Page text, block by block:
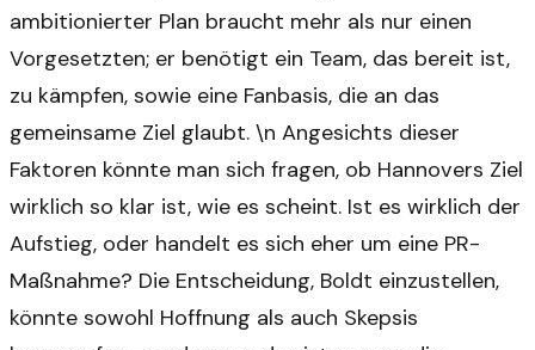
ambitionierter Plan braucht mehr als nur einen
Vorgesetzten; er benötigt ein Team, das bereit ist,
zu kämpfen, sowie eine Fanbasis, die an das
gemeinsame Ziel glaubt. \n Angesichts dieser
Faktoren könnte man sich fragen, ob Hannovers Ziel
wirklich so klar ist, wie es scheint. Ist es wirklich der
Aufstieg, oder handelt es sich eher um eine PR-
Maßnahme? Die Entscheidung, Boldt einzustellen,
könnte sowohl Hoffnung als auch Skepsis